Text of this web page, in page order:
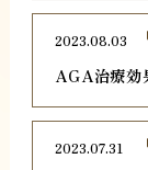
AGA治療効
2023.08.03
2023.07.31